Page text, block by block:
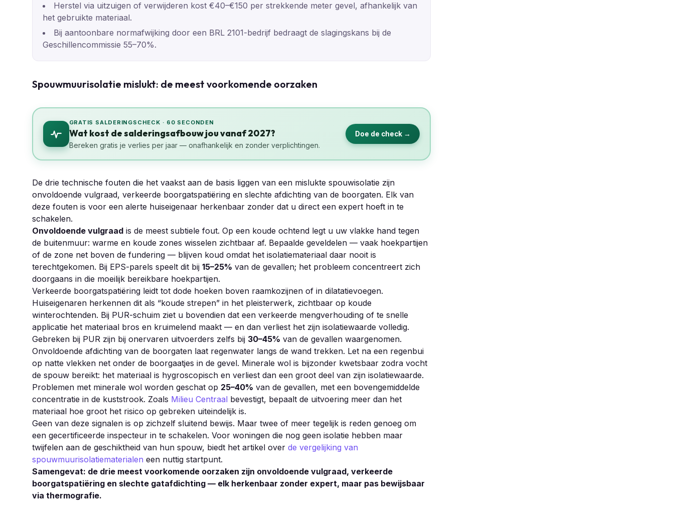
Herstel via uitzuigen of verwijderen kost €40–€150 per strekkende meter gevel, afhankelijk van
het gebruikte materiaal.
Bij aantoonbare normafwijking door een BRL 2101-bedrijf bedraagt de slagingskans bij de
Geschillencommissie 55–70%.
Spouwmuurisolatie mislukt: de meest voorkomende oorzaken
GRATIS SALDERINGSCHECK · 60 SECONDEN
Wat kost de salderingsafbouw jou vanaf 2027?
Bereken gratis je verlies per jaar — onafhankelijk en zonder verplichtingen.
Doe de check →
De drie technische fouten die het vaakst aan de basis liggen van een mislukte spouwisolatie zijn
onvoldoende vulgraad, verkeerde boorgatspatiëring en slechte afdichting van de boorgaten. Elk van
deze fouten is voor een alerte huiseigenaar herkenbaar zonder dat u direct een expert hoeft in te
schakelen.
Onvoldoende vulgraad is de meest subtiele fout. Op een koude ochtend legt u uw vlakke hand tegen
de buitenmuur: warme en koude zones wisselen zichtbaar af. Bepaalde geveldelen — vaak hoekpartijen
of de zone net boven de fundering — blijven koud omdat het isolatiemateriaal daar nooit is
terechtgekomen. Bij EPS-parels speelt dit bij 15–25% van de gevallen; het probleem concentreert zich
doorgaans in die moeilijk bereikbare hoekpartijen.
Verkeerde boorgatspatiëring leidt tot dode hoeken boven raamkozijnen of in dilatatievoegen.
Huiseigenaren herkennen dit als “koude strepen” in het pleisterwerk, zichtbaar op koude
winterochtenden. Bij PUR-schuim ziet u bovendien dat een verkeerde mengverhouding of te snelle
applicatie het materiaal bros en kruimelend maakt — en dan verliest het zijn isolatiewaarde volledig.
Gebreken bij PUR zijn bij onervaren uitvoerders zelfs bij 30–45% van de gevallen waargenomen.
Onvoldoende afdichting van de boorgaten laat regenwater langs de wand trekken. Let na een regenbui
op natte vlekken net onder de boorgaatjes in de gevel. Minerale wol is bijzonder kwetsbaar zodra vocht
de spouw bereikt: het materiaal is hygroscopisch en verliest dan een groot deel van zijn isolatiewaarde.
Problemen met minerale wol worden geschat op 25–40% van de gevallen, met een bovengemiddelde
concentratie in de kuststrook. Zoals Milieu Centraal bevestigt, bepaalt de uitvoering meer dan het
materiaal hoe groot het risico op gebreken uiteindelijk is.
Geen van deze signalen is op zichzelf sluitend bewijs. Maar twee of meer tegelijk is reden genoeg om
een gecertificeerde inspecteur in te schakelen. Voor woningen die nog geen isolatie hebben maar
twijfelen aan de geschiktheid van hun spouw, biedt het artikel over de vergelijking van
spouwmuurisolatiematerialen een nuttig startpunt.
Samengevat: de drie meest voorkomende oorzaken zijn onvoldoende vulgraad, verkeerde
boorgatspatiëring en slechte gatafdichting — elk herkenbaar zonder expert, maar pas bewijsbaar
via thermografie.